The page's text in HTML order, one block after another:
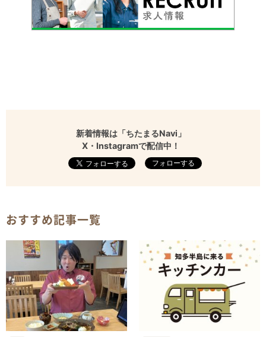
新着情報は「ちたまるNavi」
X・Instagramで配信中！
フォローする
おすすめ記事一覧